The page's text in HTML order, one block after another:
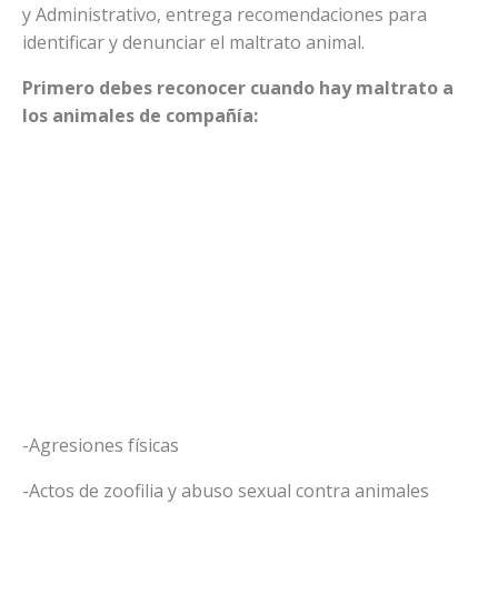
y Administrativo, entrega recomendaciones para
identificar y denunciar el maltrato animal.
Primero debes reconocer cuando hay maltrato a
los animales de compañía:
-Agresiones físicas
-Actos de zoofilia y abuso sexual contra animales